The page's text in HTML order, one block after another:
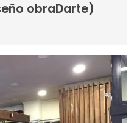
obraDarte)